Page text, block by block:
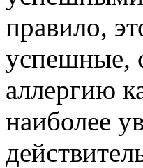
правило,
успешные,
аллергию
наиболее